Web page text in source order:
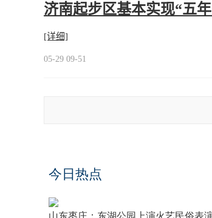
济南起步区基本实现“五
[详细]
05-29 09-51